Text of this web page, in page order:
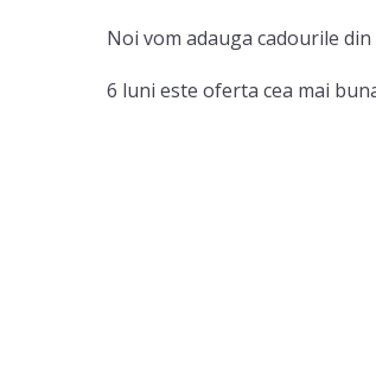
Noi vom adauga cadourile
6 luni este oferta cea mai